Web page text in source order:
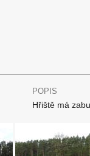
POPIS
Hřiště má